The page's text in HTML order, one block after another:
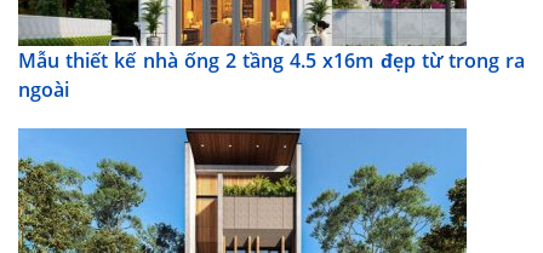
Mẫu thiết kế nhà ống 2 tầng 4.5 x16m đẹp từ trong ra
ngoài